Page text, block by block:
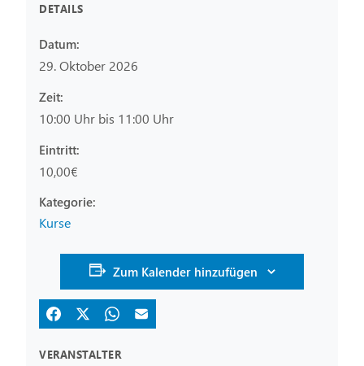
DETAILS
Datum:
29. Oktober 2026
Zeit:
10:00 Uhr bis 11:00 Uhr
Eintritt:
10,00€
Kurse
Zum Kalender hinzufügen
VERANSTALTER